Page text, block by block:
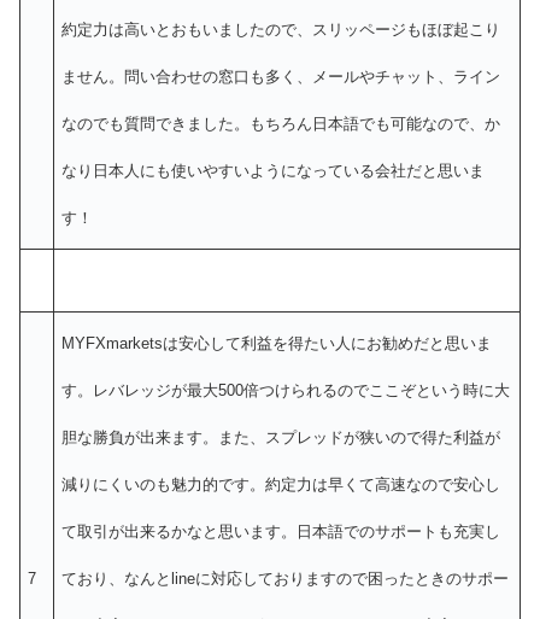
約定力は高いとおもいましたので、スリッページもほぼ起こり
ません。問い合わせの窓口も多く、メールやチャット、ライン
なのでも質問できました。もちろん日本語でも可能なので、か
なり日本人にも使いやすいようになっている会社だと思いま
す！
7
MYFXmarketsは安心して利益を得たい人にお勧めだと思いま
す。レバレッジが最大500倍つけられるのでここぞという時に大
胆な勝負が出来ます。また、スプレッドが狭いので得た利益が
減りにくいのも魅力的です。約定力は早くて高速なので安心し
て取引が出来るかなと思います。日本語でのサポートも充実し
ており、なんとlineに対応しておりますので困ったときのサポー